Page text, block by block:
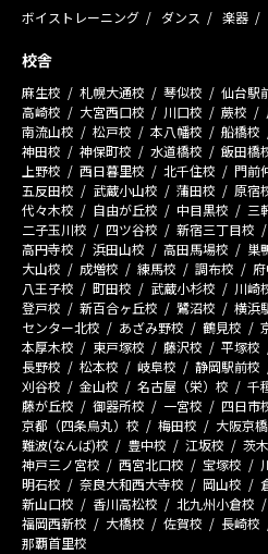
ボイストレーニング ダンス 楽器
校舎
麻生校 札幌大通校 琴似校 仙台駅
高崎校
大宮西口校 川口校 蕨校
南流山校
松戸校 本八幡校 船橋校
神田校
神保町校 水道橋校 飯田橋
上野校
西日暮里校 北千住校 門前
五反田校
武蔵小山校 蒲田校 原宿
代々木校
自由が丘校 中目黒校 三
二子玉川校
四ツ谷校 新宿三丁目校
高円寺校
浜田山校 高田馬場校 巣
大山校
成増校 練馬校 調布校
八王子校
町田校 武蔵小杉校 川崎
登戸校
新百合ヶ丘校 鷺沼校 横浜
センター北校
あざみ野校 鶴見校
本厚木校
東戸塚校 藤沢校 平塚校
長野校
松本校 岐阜校 静岡駅前校
刈谷校
金山校 名古屋（栄）校 千
藤が丘校
御器所校 一宮校 四日市
京都（四条烏丸）校
梅田校 大阪京
難波(なんば)校
豊中校 江坂校 茨
神戸三ノ宮校
西宮北口校 宝塚校
明石校
奈良大和西大寺校 岡山校
新山口校
香川高松校 北九州小倉校
福岡西新校
大橋校 佐賀校 長崎校
那覇首里校